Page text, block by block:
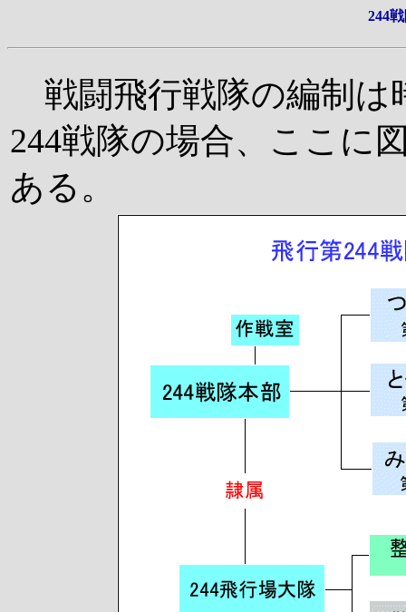
244
戦闘飛行戦隊の編制は
244戦隊の場合、ここに
ある。